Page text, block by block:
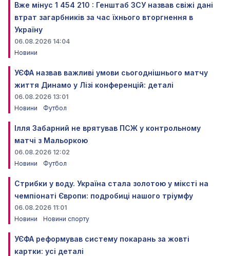
Вже мінус 1 454 210 : Генштаб ЗСУ назвав свіжі дані
втрат загарбників за час їхнього вторгнення в
Україну
06.08.2026 14:04
Новини
УЄФА назвав важливі умови сьогоднішнього матчу
життя Динамо у Лізі конференцій: деталі
06.08.2026 13:01
Новини
Футбол
Ілля Забарний не врятував ПСЖ у контрольному
матчі з Мальоркою
06.08.2026 12:02
Новини
Футбол
Стрибки у воду. Україна стала золотою у міксті на
чемпіонаті Європи: подробиці нашого тріумфу
06.08.2026 11:01
Новини
Новини спорту
УЄФА реформував систему покарань за жовті
картки: усі деталі